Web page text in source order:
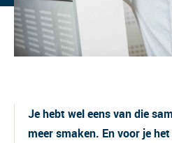
Je hebt wel eens van die
meer smaken. En voor je